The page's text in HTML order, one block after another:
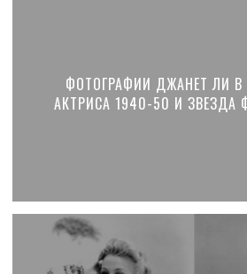
ФОТОГРАФИИ ДЖАНЕТ ЛИ
АКТРИСА 1940-50 И ЗВЕЗДА